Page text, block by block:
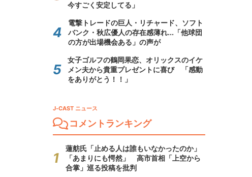
今すごく安定してる」
電撃トレードの巨人・リチャード、ソフト
バンク・秋広優人の存在感薄れ...「他球団
の方が出場機会ある」の声が
女子ゴルフの鶴岡果恋、オリックスのイケ
メン夫から貴重プレゼントに喜び 「感動
をありがとう！！」
J-CAST ニュース
コメントランキング
蓮舫氏「止める人は誰もいなかったのか」
「あまりにも愕然」 高市首相「上空から
合掌」巡る投稿を批判